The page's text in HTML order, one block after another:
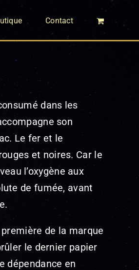
Contact
dans les
son
Le fer et le
et noires. Car le
l’oxygène aux
de fumée, avant
de la marque
le dernier papier
dépendance en